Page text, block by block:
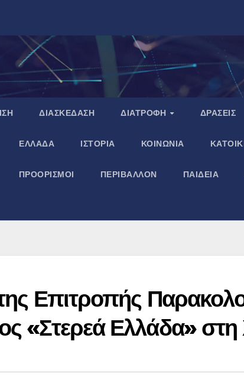
ΔΙΑΣΚΕΔΑΣΗ ΔΙΑΤΡΟΦΗ ΔΡΑΣΕΙΣ
ΕΛΛΑΔΑ ΙΣΤΟΡΙΑ ΚΟΙΝΩΝΙΑ
ΠΡΟΟΡΙΣΜΟΙ ΠΕΡΙΒΑΛΛΟΝ ΠΑΙΔΕΙΑ
Επιτροπής
«Στερεά Ελλάδα» στη